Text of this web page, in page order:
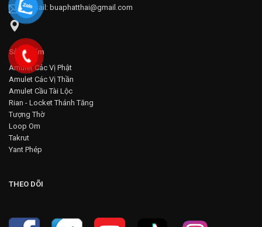
Email: buaphatthai@gmail.com
Sản phẩm
Amulet Các Vị Phật
Amulet Các Vị Thần
Amulet Cầu Tài Lộc
Rian - Locket Thánh Tăng
Tượng Thờ
Loop Om
Takrut
Yant Phép
THEO DÕI